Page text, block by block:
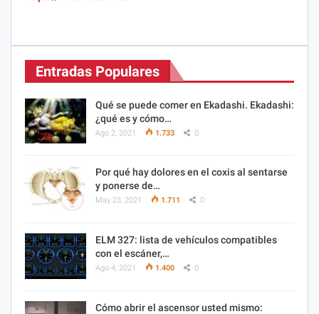
Entradas Populares
Qué se puede comer en Ekadashi. Ekadashi:
¿qué es y cómo…
Ago 2, 2021 1.733 0
Por qué hay dolores en el coxis al sentarse
y ponerse de…
May 23, 2021 1.711 0
ELM 327: lista de vehículos compatibles
con el escáner,…
Ago 4, 2021 1.400 0
Cómo abrir el ascensor usted mismo: